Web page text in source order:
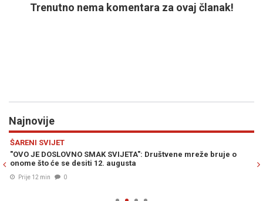
Trenutno nema komentara za ovaj članak!
Najnovije
ŠARENI SVIJET
"OVO JE DOSLOVNO SMAK SVIJETA": Društvene mreže bruje o
onome što će se desiti 12. augusta
Prije 12 min 0